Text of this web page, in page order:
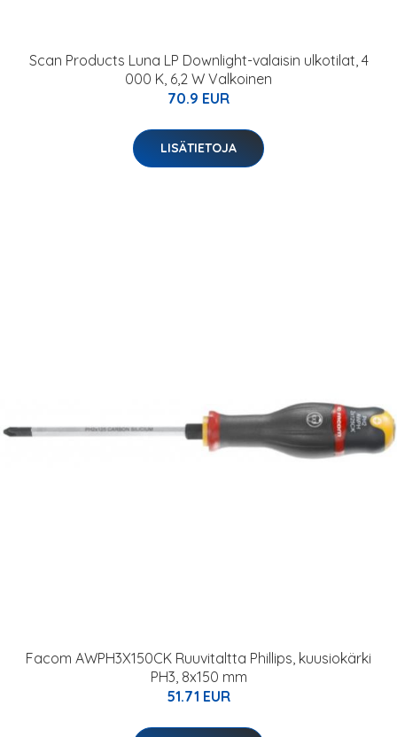
Scan Products Luna LP Downlight-valaisin ulkotilat, 4
000 K, 6,2 W Valkoinen
70.9 EUR
LISÄTIETOJA
Facom AWPH3X150CK Ruuvitaltta Phillips, kuusiokärki
PH3, 8x150 mm
51.71 EUR